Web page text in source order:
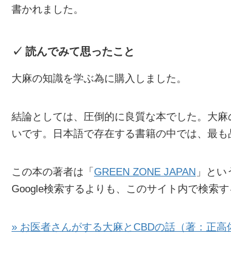
書かれました。
読んでみて思ったこと
大麻の知識を学ぶ為に購入しました。
結論としては、圧倒的に良質な本でした。大
いです。日本語で存在する書籍の中では、最も
この本の著者は「 GREEN ZONE JAPAN 」と
Google検索するよりも、このサイト内で検索
» お医者さんがする大麻とCBDの話（著：正高